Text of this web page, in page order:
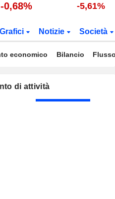
-0,68% -5,61%
Grafici Notizie Società
economico Bilancio
di attività